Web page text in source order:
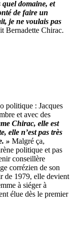
quel domaine, et
de faire un
je ne voulais pas
Bernadette Chirac.
politique : Jacques
et avec des
Chirac, elle est
elle n’est pas très
» Malgré ça,
politique et pas
conseillère
corrézien de son
de 1979, elle devient
à siéger à
élue dès le premier